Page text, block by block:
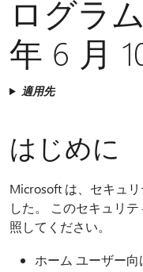
ログラ
年 6 月
適用先
はじめに
Microsoft は、セキュ
した。 このセキュリ
照してください。
ホーム ユーザー向